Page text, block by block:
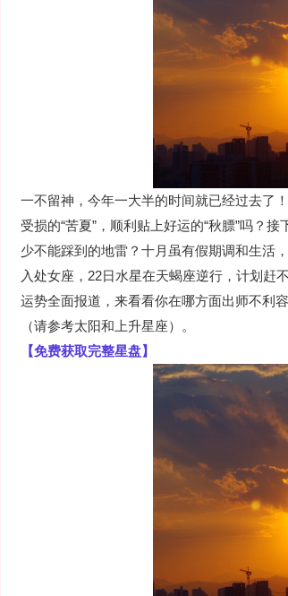
一不留神，今年一大半的时间就已经过去了
受损的“苦夏”，顺利贴上好运的“秋膘”吗？
少不能踩到的地雷？十月虽有假期调和生活
入处女座，22日水星在天蝎座逆行，计划赶
运势全面报道，来看看你在哪方面出师不利
（请参考太阳和上升星座）。
【免费获取完整星盘】